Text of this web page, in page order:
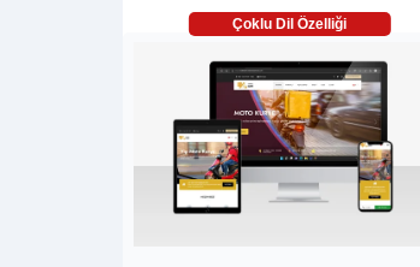
Çoklu Dil Özelliği